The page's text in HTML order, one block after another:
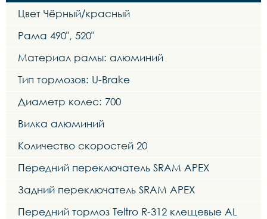
Цвет Чёрный/красный
Рама 490", 520"
Материал рамы: алюминий
Тип тормозов: U-Brake
Диаметр колес: 700
Вилка алюминий
Количество скоростей 20
Передний переключатель SRAM APEX
Задний переключатель SRAM APEX
Передний тормоз Teltro R-312 клещевые AL